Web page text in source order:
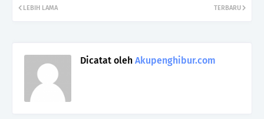
TERBARU
LEBIH LAMA
Dicatat oleh Akupenghibur.com